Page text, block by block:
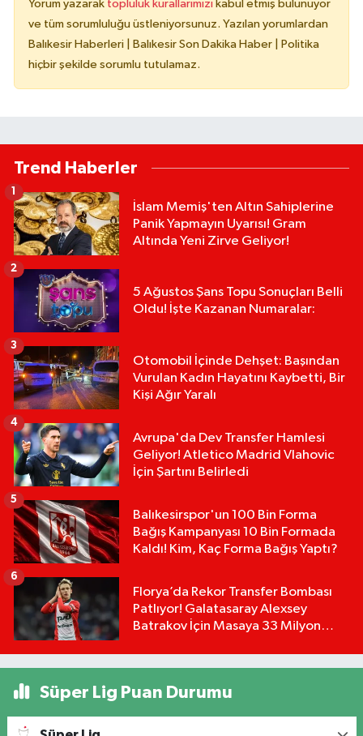
Yorum yazarak topluluk kurallarımızı kabul etmiş bulunuyor
ve tüm sorumluluğu üstleniyorsunuz. Yazılan yorumlardan
Balıkesir Haberleri | Balıkesir Son Dakika Haber | Politika
hiçbir şekilde sorumlu tutulamaz.
Trend Haberler
İslam Memiş'ten Altın Sahiplerine
Panik Yapmayın Uyarısı! Gram
Altında Yeni Zirve Geliyor!
1
5 Ağustos Şans Topu Sonuçları Belli
Oldu! İşte Kazanan Numaralar:
2
Otomobil İçinde Dehşet: Başından
Vurulan Kadın Hayatını Kaybetti, Bir
Kişi Ağır Yaralı
3
Avrupa'da Dev Transfer Hamlesi
Geliyor! Atletico Madrid Vlahovic
İçin Şartını Belirledi
4
Balıkesirspor'un 100 Bin Forma
Bağış Kampanyası 10 Bin Formada
Kaldı! Kim, Kaç Forma Bağış Yaptı?
5
Florya’da Rekor Transfer Bombası
Patlıyor! Galatasaray Alexsey
Batrakov İçin Masaya 33 Milyon
6
Süper Lig Puan Durumu